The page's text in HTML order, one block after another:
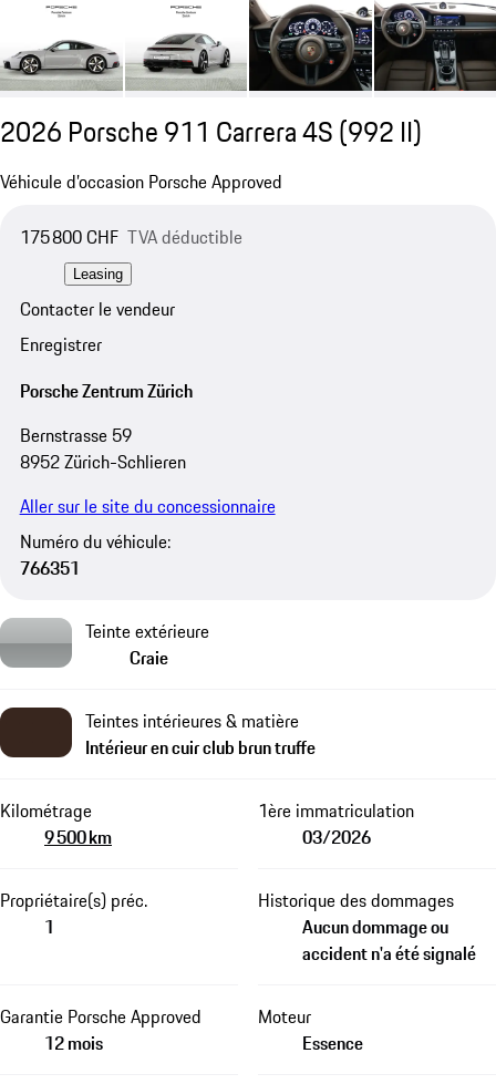
2026 Porsche 911 Carrera 4S(992 II)
Véhicule d’occasion Porsche Approved
175 800 CHF TVA déductible
Leasing
Contacter le vendeur
Enregistrer
Porsche Zentrum Zürich
Bernstrasse 59
8952 Zürich-Schlieren
Aller sur le site du concessionnaire
Numéro du véhicule:
766351
Teinte extérieure
Craie
Teintes intérieures & matière
Intérieur en cuir club brun truffe
Kilométrage
9 500 km
1ère immatriculation
03/2026
Propriétaire(s) préc.
1
Historique des dommages
Aucun dommage ou
accident n'a été signalé
Garantie Porsche Approved
12 mois
Moteur
Essence